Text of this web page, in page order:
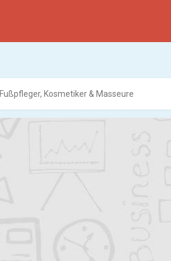
Fußpfleger, Kosmetiker & Masseure